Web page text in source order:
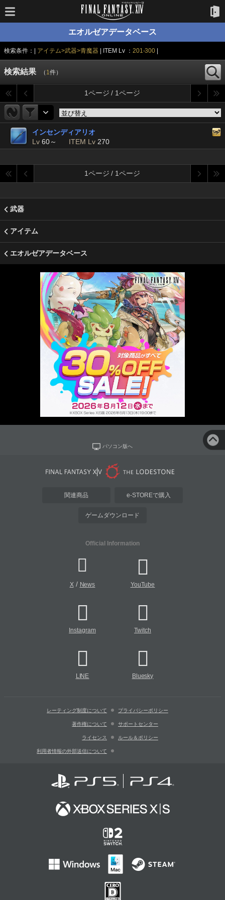
エオルゼアデータベース
検索条件：| アイテム>武器>青魔器 | ITEM Lv ： 201-300
検索結果 （ 1件）
1ページ / 1ページ
インセンディアリオ
Lv 60～ ITEM Lv 270
1ページ / 1ページ
武器
アイテム
エオルゼアデータベース
パソコン版へ
関連商品 e-STOREで購入
ゲームダウンロード
Official Information
X/ News YouTube
Instagram Twitch
LINE Bluesky
レーティング制度について プライバシーポリシー
著作権について サポートセンター
ライセンス ルール＆ポリシー
利用者情報の外部送信について